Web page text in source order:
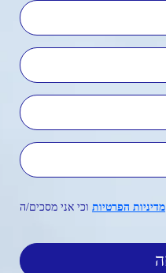
מדיניות הפרטיות וכי אני מסכים/ה